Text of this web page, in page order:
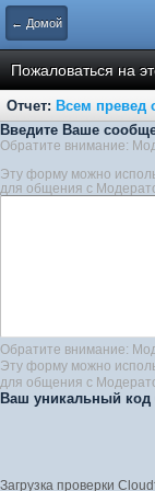
← Домой
Пожаловаться на
Отчет: Всем превед
Введите Ваше
Обратите внимание:
Эту форму можно
для общения с
Обратите внимание:
Эту форму можно
для общения с
Ваш уникальный код